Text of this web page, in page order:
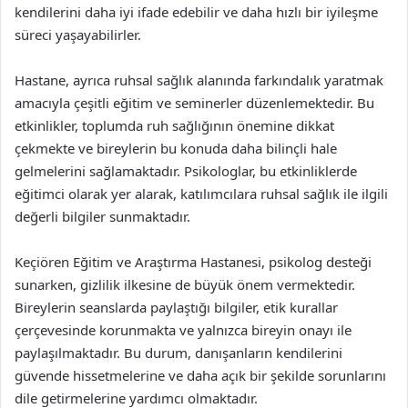
kendilerini daha iyi ifade edebilir ve daha hızlı bir iyileşme
süreci yaşayabilirler.
Hastane, ayrıca ruhsal sağlık alanında farkındalık yaratmak
amacıyla çeşitli eğitim ve seminerler düzenlemektedir. Bu
etkinlikler, toplumda ruh sağlığının önemine dikkat
çekmekte ve bireylerin bu konuda daha bilinçli hale
gelmelerini sağlamaktadır. Psikologlar, bu etkinliklerde
eğitimci olarak yer alarak, katılımcılara ruhsal sağlık ile ilgili
değerli bilgiler sunmaktadır.
Keçiören Eğitim ve Araştırma Hastanesi, psikolog desteği
sunarken, gizlilik ilkesine de büyük önem vermektedir.
Bireylerin seanslarda paylaştığı bilgiler, etik kurallar
çerçevesinde korunmakta ve yalnızca bireyin onayı ile
paylaşılmaktadır. Bu durum, danışanların kendilerini
güvende hissetmelerine ve daha açık bir şekilde sorunlarını
dile getirmelerine yardımcı olmaktadır.